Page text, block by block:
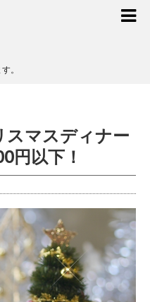
。
マスディナー
円以下！